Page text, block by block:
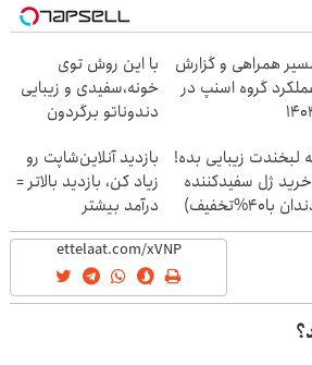
همراهی و گزارش
گروه اسنپ در
با این روش توی
خونه،سفیدی و زیبایی
دندوناتو برگردون
لبخندت زیبایی بده!
ژل سفیدکننده
با40%تخفیف)
بازدید آنلاین‌شاپت رو
زیاد کن، بازدید بالاتر =
درآمد بیشتر